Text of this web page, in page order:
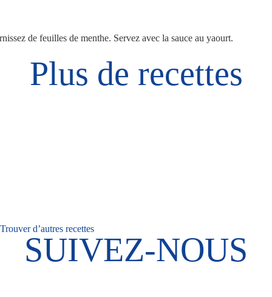
de feuilles de menthe. Servez avec la sauce au yaourt.
Plus de recettes
Trouver d’autres recettes
SUIVEZ-NOUS